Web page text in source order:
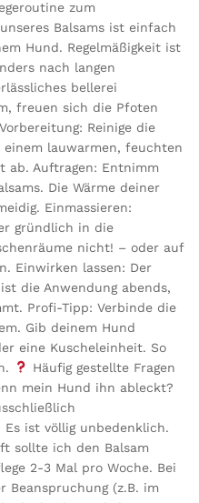
zum
Balsams ist einfach
Hund. Regelmäßigkeit ist
nach langen
bellerei
freuen sich die Pfoten
Reinige die
lauwarmen, feuchten
ab. Auftragen: Entnimm
Die Wärme deiner
Einmassieren:
gründlich in die
nicht! – oder auf
Einwirken lassen: Der
die Anwendung abends,
Profi-Tipp: Verbinde die
Gib deinem Hund
eine Kuscheleinheit. So
Häufig gestellte Fragen
mein Hund ihn ableckt?
ist völlig unbedenklich.
sollte ich den Balsam
2-3 Mal pro Woche. Bei
Beanspruchung (z.B. im